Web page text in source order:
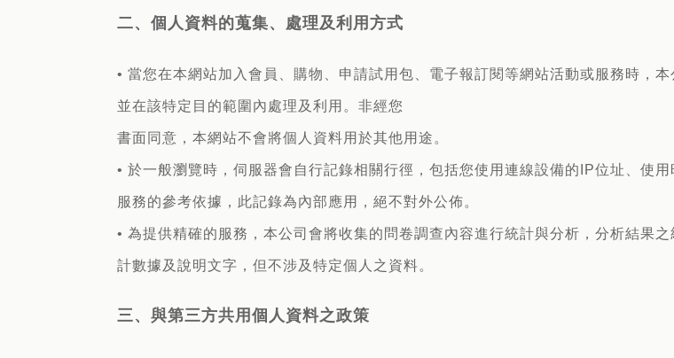
二、個人資料的蒐集、處理及利用方式
• 當您在本網站加入會員、購物、申請試用包、電子報訂閱等網站活動或服務時，
並在該特定目的範圍內處理及利用。非經您
書面同意，本網站不會將個人資料用於其他用途。
• 於一般瀏覽時，伺服器會自行記錄相關行徑，包括您使用連線設備的IP位址、使
服務的參考依據，此記錄為內部應用，絕不對外公佈。
• 為提供精確的服務，本公司會將收集的問卷調查內容進行統計與分析，分析結果
計數據及說明文字，但不涉及特定個人之資料。
三、與第三方共用個人資料之政策